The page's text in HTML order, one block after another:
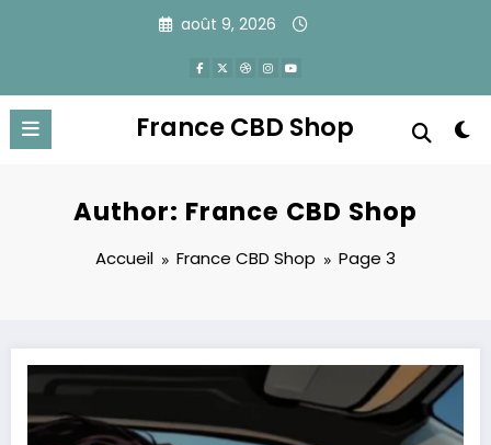
août 9, 2026
France CBD Shop
Author: France CBD Shop
Accueil France CBD Shop Page 3